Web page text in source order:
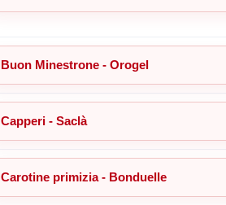
Buon Minestrone - Orogel
Capperi - Saclà
Carotine primizia - Bonduelle